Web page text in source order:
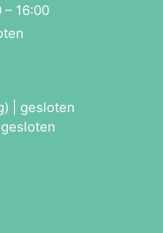
– 16:00
| gesloten